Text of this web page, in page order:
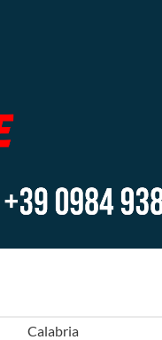
Calabria